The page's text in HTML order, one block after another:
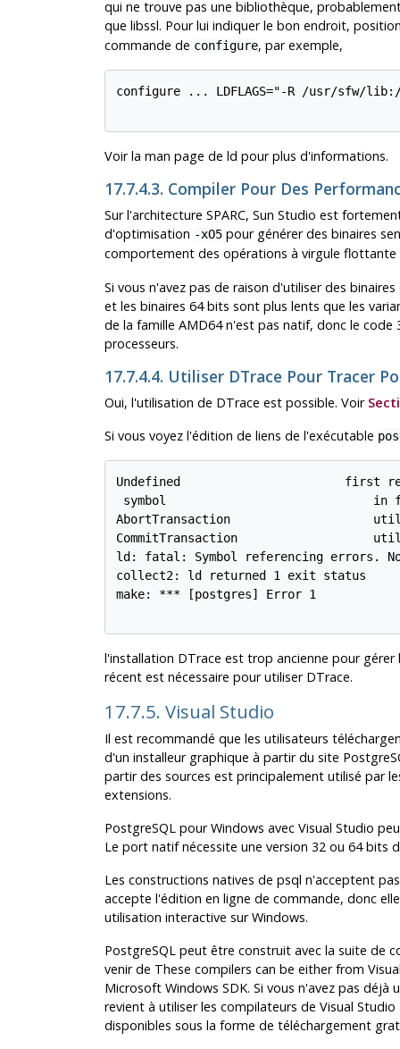
qui ne trouve pas une bibliothèque,
que libssl. Pour lui indiquer le bon endroit,
commande de configure, par exemple,
configure ... LDFLAGS="-R /usr/sfw/
Voir la man page de ld pour plus d'informations.
17.7.4.3. Compiler Pour Des
Sur l'architecture SPARC, Sun Studio est
d'optimisation -xO5pour générer des binaires
comportement des opérations à virgule
Si vous n'avez pas de raison d'utiliser des
et les binaires 64 bits sont plus lents que les
de la famille AMD64 n'est pas natif, donc le
processeurs.
17.7.4.4. Utiliser DTrace Pour Tracer
Oui, l'utilisation de DTrace est possible. Voir
Si vous voyez l'édition de liens de l'exécutable
Undefined                       first
symbol                             in
AbortTransaction
CommitTransaction
ld: fatal: Symbol referencing errors.
collect2: ld returned 1 exit status
make: *** [postgres] Error 1
l'installation DTrace est trop ancienne pour
récent est nécessaire pour utiliser DTrace.
17.7.5. Visual Studio
Il est recommandé que les utilisateurs
d'un installeur graphique à partir du site
partir des sources est principalement utilisé par
extensions.
PostgreSQL pour Windows avec Visual Studio
Le port natif nécessite une version 32 ou 64 bits
Les constructions natives de psql n'acceptent
accepte l'édition en ligne de commande, donc
utilisation interactive surWindows.
PostgreSQL peut être construit avec la suite de
venir de These compilers can be either from
Microsoft Windows SDK. Si vous n'avez pas déjà
revient à utiliser les compilateurs de Visual Studio
disponibles sous la forme de téléchargement